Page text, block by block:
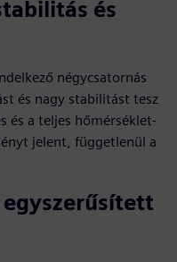
és
négycsatornás
és nagy stabilitást tesz
és a teljes hőmérséklet-
jelent, függetlenül a
egyszerűsített